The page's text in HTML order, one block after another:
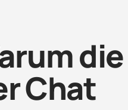
die
Chat